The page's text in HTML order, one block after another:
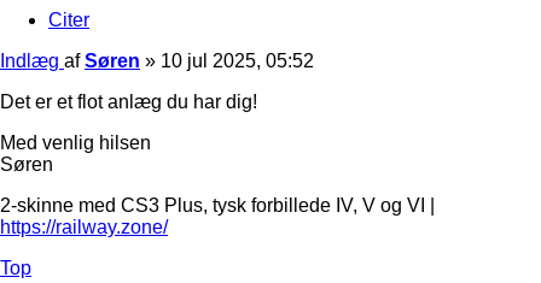
Citer
Indlæg afSøren » 10 jul 2025, 05:52
Det er et flot anlæg du har dig!
Med venlig hilsen
Søren
2-skinne med CS3 Plus, tysk forbillede IV, V og VI |
https://railway.zone/
Top